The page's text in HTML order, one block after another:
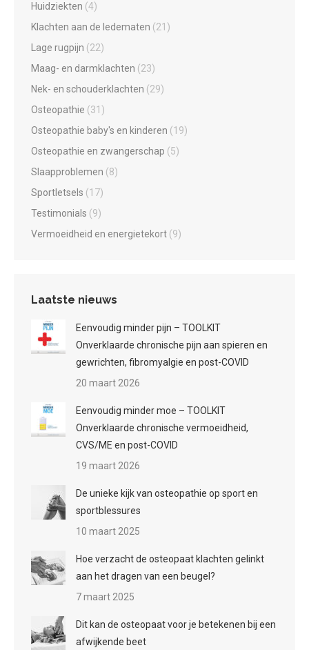
Huidziekten (4)
Klachten aan de ledematen (21)
Lage rugpijn (22)
Maag- en darmklachten (23)
Nek- en schouderklachten (29)
Osteopathie (31)
Osteopathie baby's en kinderen (19)
Osteopathie en zwangerschap (5)
Slaapproblemen (8)
Sportletsels (17)
Testimonials (9)
Vermoeidheid en energietekort (9)
Laatste nieuws
Eenvoudig minder pijn – TOOLKIT
Onverklaarde chronische pijn aan spieren en
gewrichten, fibromyalgie en post-COVID
20 maart 2026
Eenvoudig minder moe – TOOLKIT
Onverklaarde chronische vermoeidheid,
CVS/ME en post-COVID
19 maart 2026
De unieke kijk van osteopathie op sport en
sportblessures
10 maart 2025
Hoe verzacht de osteopaat klachten gelinkt
aan het dragen van een beugel?
7 maart 2025
Dit kan de osteopaat voor je betekenen bij een
afwijkende beet